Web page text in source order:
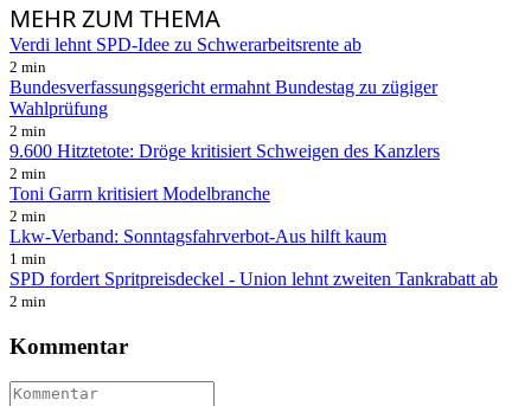
MEHRZUM THEMA
Verdi lehnt SPD-Idee zu Schwerarbeitsrente ab
2 min
Bundesverfassungsgericht ermahnt Bundestag zu zügiger
Wahlprüfung
2 min
9.600 Hitztetote: Dröge kritisiert Schweigen des Kanzlers
2 min
Toni Garrn kritisiert Modelbranche
2 min
Lkw-Verband: Sonntagsfahrverbot-Aus hilft kaum
1 min
SPD fordert Spritpreisdeckel - Union lehnt zweiten Tankrabatt ab
2 min
Kommentar